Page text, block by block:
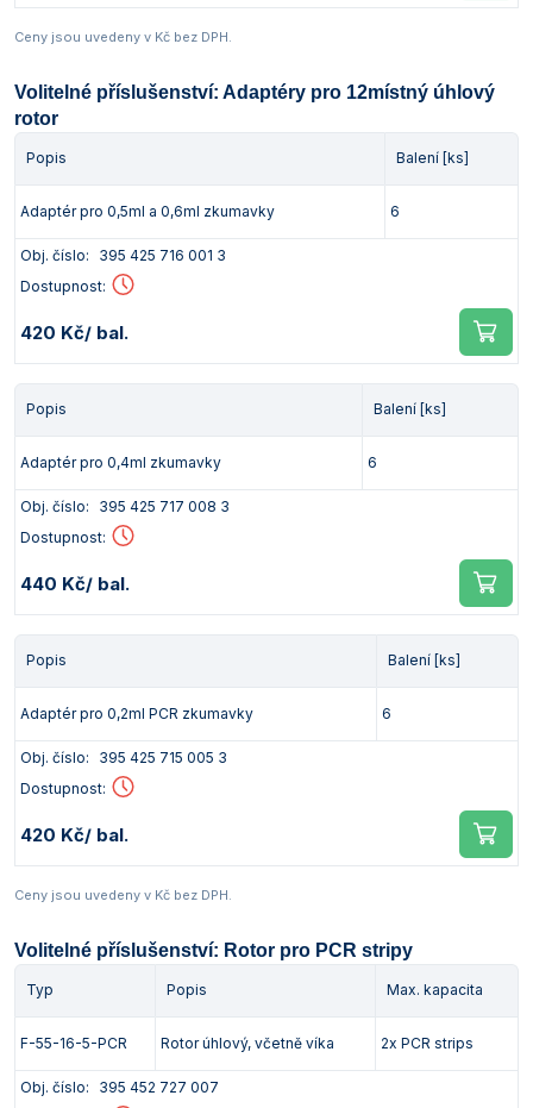
Ceny jsou uvedeny v Kč bez DPH.
Volitelné příslušenství: Adaptéry pro 12místný úhlový
rotor
Popis Balení [ks]
Adaptér pro 0,5ml a 0,6ml zkumavky 6
Obj. číslo:
395 425 716 001 3
Dostupnost:
420 Kč/ bal.
Popis Balení [ks]
Adaptér pro 0,4ml zkumavky 6
Obj. číslo:
395 425 717 008 3
Dostupnost:
440 Kč/ bal.
Popis Balení [ks]
Adaptér pro 0,2ml PCR zkumavky 6
Obj. číslo:
395 425 715 005 3
Dostupnost:
420 Kč/ bal.
Ceny jsou uvedeny v Kč bez DPH.
Volitelné příslušenství: Rotor pro PCR stripy
Typ Popis Max. kapacita
F-55-16-5-PCR Rotor úhlový, včetně víka 2x PCR strips
Obj. číslo:
395 452 727 007